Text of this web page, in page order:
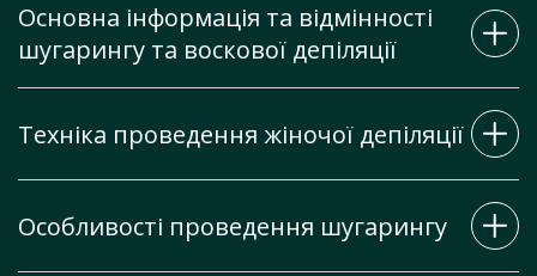
Основна інформація та відмінності
шугарингу та воскової депіляції
Шугарінг або воскова епіляція?
Техніка проведення жіночої депіляції
Техніка проведення жіночої депіляції
Особливості проведення шугарингу